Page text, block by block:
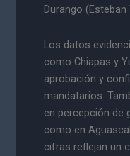
Durango (Esteban
Los datos
como Chiapas y
aprobación y
mandatarios.
en percepción de
como en
cifras reflejan un